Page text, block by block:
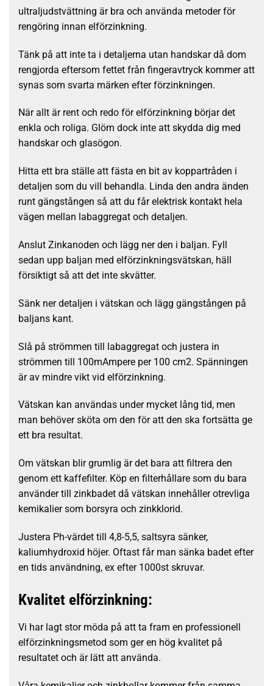
ultraljudstvättning är bra och använda metoder för
rengöring innan elförzinkning.
Tänk på att inte ta i detaljerna utan handskar då dom
rengjorda eftersom fettet från fingeravtryck kommer att
synas som svarta märken efter förzinkningen.
När allt är rent och redo för elförzinkning börjar det
enkla och roliga. Glöm dock inte att skydda dig med
handskar och glasögon.
Hitta ett bra ställe att fästa en bit av koppartråden i
detaljen som du vill behandla. Linda den andra änden
runt gängstången så att du får elektrisk kontakt hela
vägen mellan labaggregat och detaljen.
Anslut Zinkanoden och lägg ner den i baljan. Fyll
sedan upp baljan med elförzinkningsvätskan, häll
försiktigt så att det inte skvätter.
Sänk ner detaljen i vätskan och lägg gängstången på
baljans kant.
Slå på strömmen till labaggregat och justera in
strömmen till 100mAmpere per 100 cm2. Spänningen
är av mindre vikt vid elförzinkning.
Vätskan kan användas under mycket lång tid, men
man behöver sköta om den för att den ska fortsätta ge
ett bra resultat.
Om vätskan blir grumlig är det bara att filtrera den
genom ett kaffefilter. Köp en filterhållare som du bara
använder till zinkbadet då vätskan innehåller otrevliga
kemikalier som borsyra och zinkklorid.
Justera Ph-värdet till 4,8-5,5, saltsyra sänker,
kaliumhydroxid höjer. Oftast får man sänka badet efter
en tids användning, ex efter 1000st skruvar.
Kvalitet elförzinkning:
Vi har lagt stor möda på att ta fram en professionell
elförzinkningsmetod som ger en hög kvalitet på
resultatet och är lätt att använda.